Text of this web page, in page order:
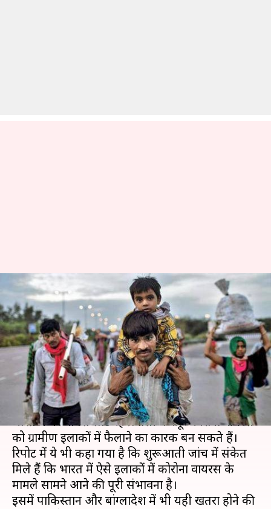
वापस लौट रहे मजदूरों की वजह से
गांवों में फैल सकता है कोरोना
वायरस- विश्व बैंक
लेखन मुकुल तोमर Apr 12, 2020 01:55 pm
क्या है खबर?
रविवार को अपनी एक रिपोर्ट में विश्व बैंक ने कहा कि
भारत में घर वापस लौट रहे प्रवासी मजदूर कोरोना वायरस
को ग्रामीण इलाकों में फैलाने का कारक बन सकते हैं।
रिपोर्ट में ये भी कहा गया है कि शुरूआती जांच में संकेत
मिले हैं कि भारत में ऐसे इलाकों में कोरोना वायरस के
मामले सामने आने की पूरी संभावना है।
इसमें पाकिस्तान और बांग्लादेश में भी यही खतरा होने की